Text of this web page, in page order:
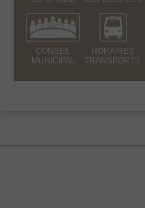
CONSEIL
MUNICIPAL
HORAIRES
TRANSPORTS